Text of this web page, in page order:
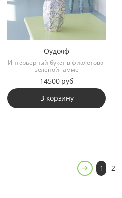
Оудолф
Интерьерный букет в фиолетово-
зеленой гамме
14500 руб
В корзину
1 2